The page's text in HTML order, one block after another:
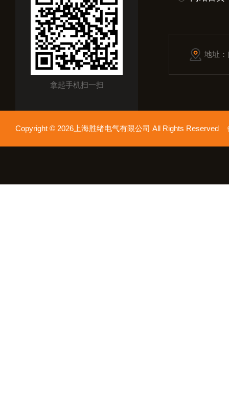
拿起手机扫一扫
地址
Copyright © 2026上海胜绪电气有限公司 All Rights Reserved